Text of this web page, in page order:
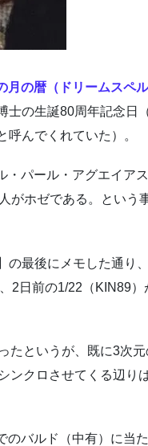
月の暦（ドリームスペル
士の生誕80周年記念日
んでくれていた）。
パール・アグエイア
がホゼである。という
の最後にメモした通り
2日前の1/22（KIN89
たというが、既に3次
ンクロさせてくる辺り
のバルド（中有）に当